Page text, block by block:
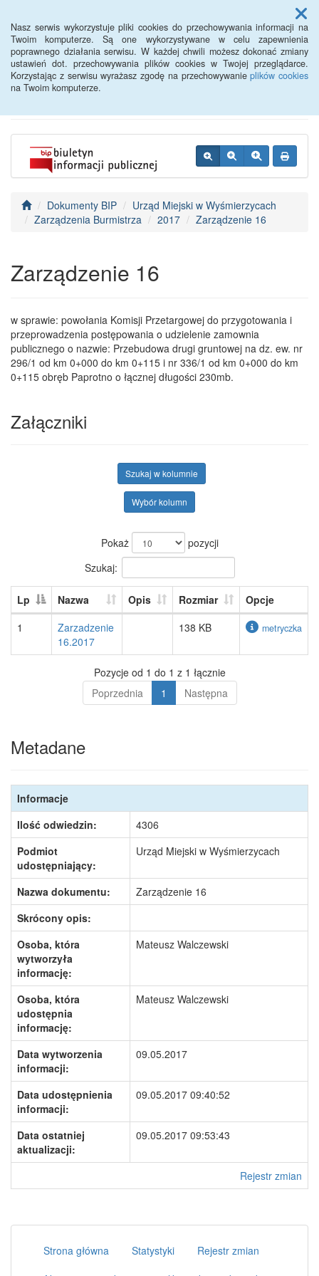
Nasz serwis wykorzystuje pliki cookies do przechowywania informacji na
Twoim komputerze. Są one wykorzystywane w celu zapewnienia
poprawnego działania serwisu. W każdej chwili możesz dokonać zmiany
ustawień dot. przechowywania plików cookies w Twojej przeglądarce.
Korzystając z serwisu wyrażasz zgodę na przechowywanieplików cookies
na Twoim komputerze.
Menu
BIP - Urząd Miejski
Wyśmierzyce
Dokumenty BIP
Urząd Miejski w Wyśmierzycach
Zarządzenia Burmistrza
2017 Zarządzenie 16
Zarządzenie 16
w sprawie: powołania Komisji Przetargowej do przygotowania i
przeprowadzenia postępowania o udzielenie zamownia
publicznego o nazwie: Przebudowa drugi gruntowej na dz. ew. nr
296/1 od km 0+000 do km 0+115 i nr 336/1 od km 0+000 do km
0+115 obręb Paprotno o łącznej długości 230mb.
Załączniki
Szukaj w kolumnie
Wybór kolumn
Pokaż
pozycji
Szukaj:
Lp Nazwa Opis Rozmiar
Opcje
1
Zarzadzenie
16.2017
138 KB metryczka
Pozycje od 1 do 1 z 1 łącznie
Poprzednia
1 Następna
Metadane
Informacje
Ilość odwiedzin:
4306
Podmiot
udostępniający:
Urząd Miejski w Wyśmierzycach
Nazwa dokumentu:
Zarządzenie 16
Skrócony opis:
Osoba, która
wytworzyła
informację:
Mateusz Walczewski
Osoba, która
udostępnia
informację:
Mateusz Walczewski
Data wytworzenia
informacji:
09.05.2017
Data udostępnienia
informacji:
09.05.2017 09:40:52
Data ostatniej
aktualizacji:
09.05.2017 09:53:43
Rejestr zmian
Strona główna Statystyki
Rejestr zmian